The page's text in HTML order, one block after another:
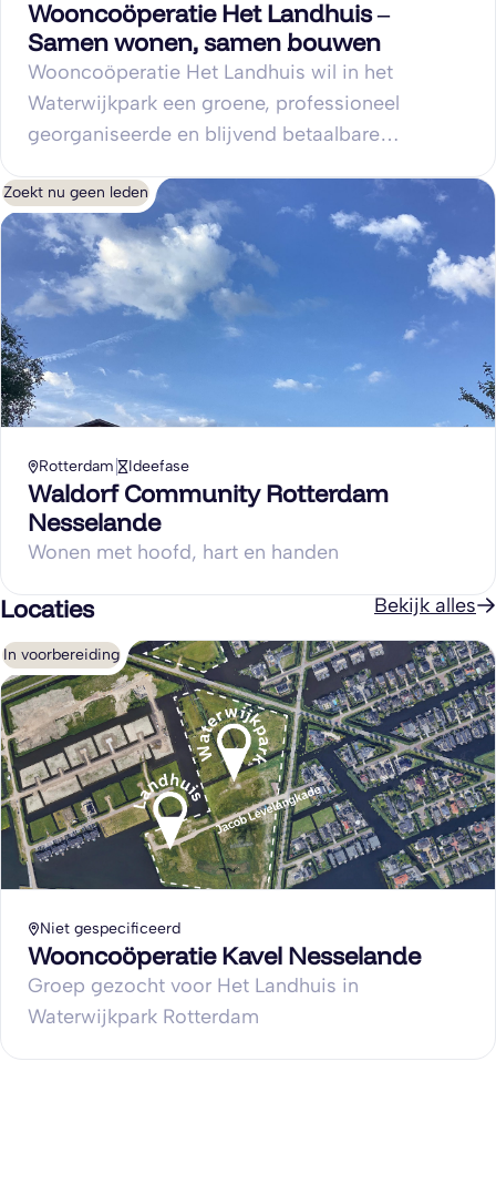
Wooncoöperatie Het Landhuis –
Samen wonen, samen bouwen
Wooncoöperatie Het Landhuis wil in het
Waterwijkpark een groene, professioneel
georganiseerde en blijvend betaalbare
dertig huishoudens zelfstandig wonen en
samen verantwoordelijkheid dragen voor hun
leefomgeving.
Zoekt nu geen leden
Rotterdam Ideefase
Waldorf Community Rotterdam
Nesselande
Wonen met hoofd, hart en handen
Locaties Bekijk alles
In voorbereiding
Niet gespecificeerd
Wooncoöperatie Kavel Nesselande
Groep gezocht voor Het Landhuis in
Waterwijkpark Rotterdam